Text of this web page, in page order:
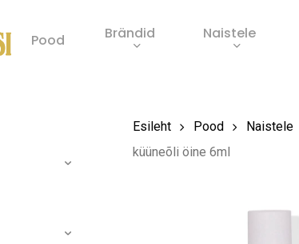
Pood Brändid Naistele
Esileht Pood Naistele
küüneõli öine 6ml